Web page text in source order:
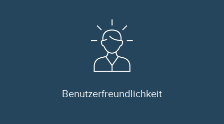
Benutzer­freundlichkeit